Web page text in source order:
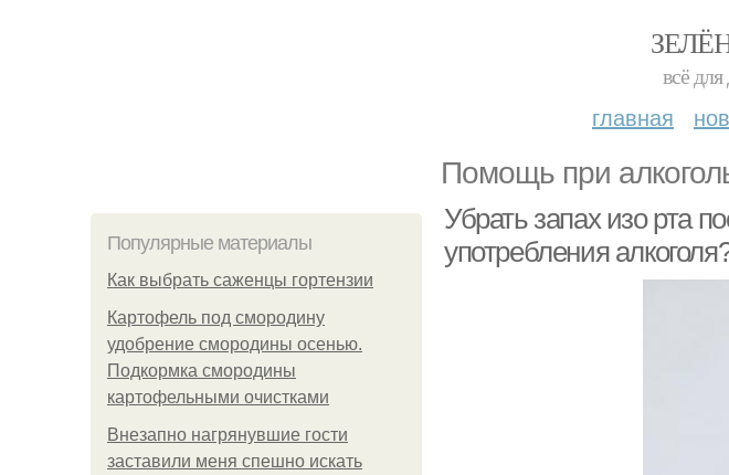
всё
главная
Помощь при
Популярные материалы
Как выбрать саженцы гортензии
Картофель под смородину
удобрение смородины осенью.
Подкормка смородины
картофельными очистками
Внезапно нагрянувшие гости
заставили меня спешно искать
Убрать запах изо рта
употребления